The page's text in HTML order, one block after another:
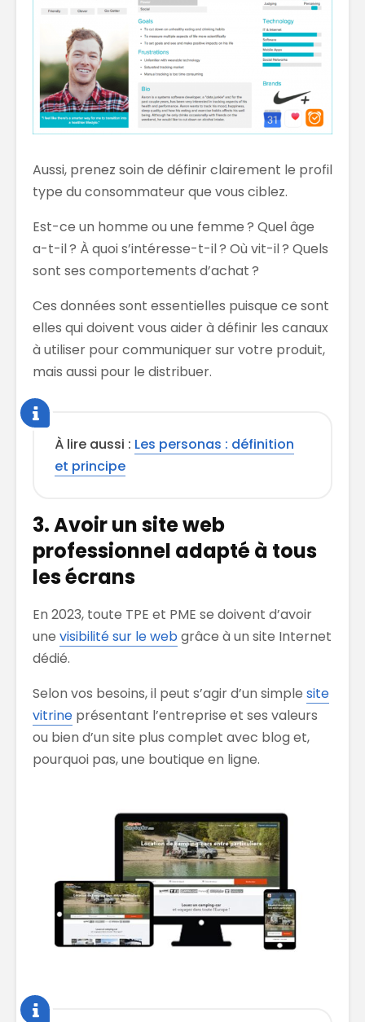
Aussi, prenez soin de définir clairement le profil
type du consommateur que vous ciblez.
Est-ce un homme ou une femme ? Quel âge
a-t-il ? À quoi s’intéresse-t-il ? Où vit-il ? Quels
sont ses comportements d’achat ?
Ces données sont essentielles puisque ce sont
elles qui doivent vous aider à définir les canaux
à utiliser pour communiquer sur votre produit,
mais aussi pour le distribuer.
À lire aussi : Les personas : définition
et principe
3. Avoir un site web
professionnel adapté à tous
les écrans
En 2023, toute TPE et PME se doivent d’avoir
une visibilité sur le webgrâce à un site Internet
dédié.
Selon vos besoins, il peut s’agir d’un simple site
vitrine présentant l’entreprise et ses valeurs
ou bien d’un site plus complet avec blog et,
pourquoi pas, une boutique en ligne.